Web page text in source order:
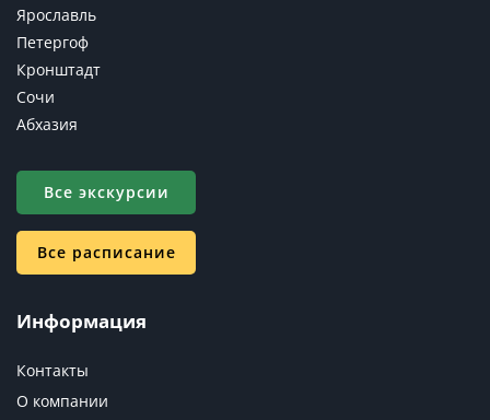
Ярославль
Петергоф
Кронштадт
Сочи
Абхазия
Все экскурсии
Все расписание
Информация
Контакты
О компании